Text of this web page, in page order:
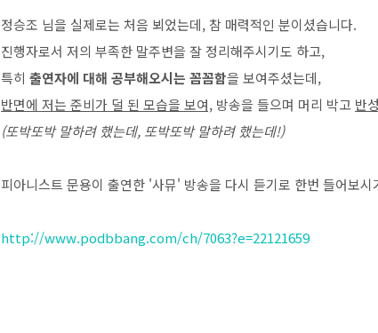
정승조 님을 실제로는 처음 뵈었는데, 참 매력적인 분이셨습니다.
진행자로서 저의 부족한 말주변을 잘 정리해주시기도 하고,
특히 출연자에 대해 공부해오시는 꼼꼼함을 보여주셨는데,
반면에 저는 준비가 덜 된 모습을 보여, 방송을 들으며 머리 박고 반
(또박또박 말하려 했는데, 또박또박 말하려 했는데!)
피아니스트 문용이 출연한 '사뮤' 방송을 다시 듣기로 한번 들어보시
http://www.podbbang.com/ch/7063?e=22121659